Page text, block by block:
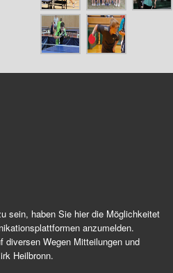
sein, haben Sie hier die Möglichkeitet
anzumelden.
diversen Wegen Mitteilungen und
Heilbronn.